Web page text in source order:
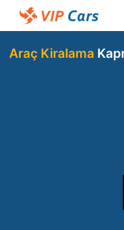
Araç Kiralama